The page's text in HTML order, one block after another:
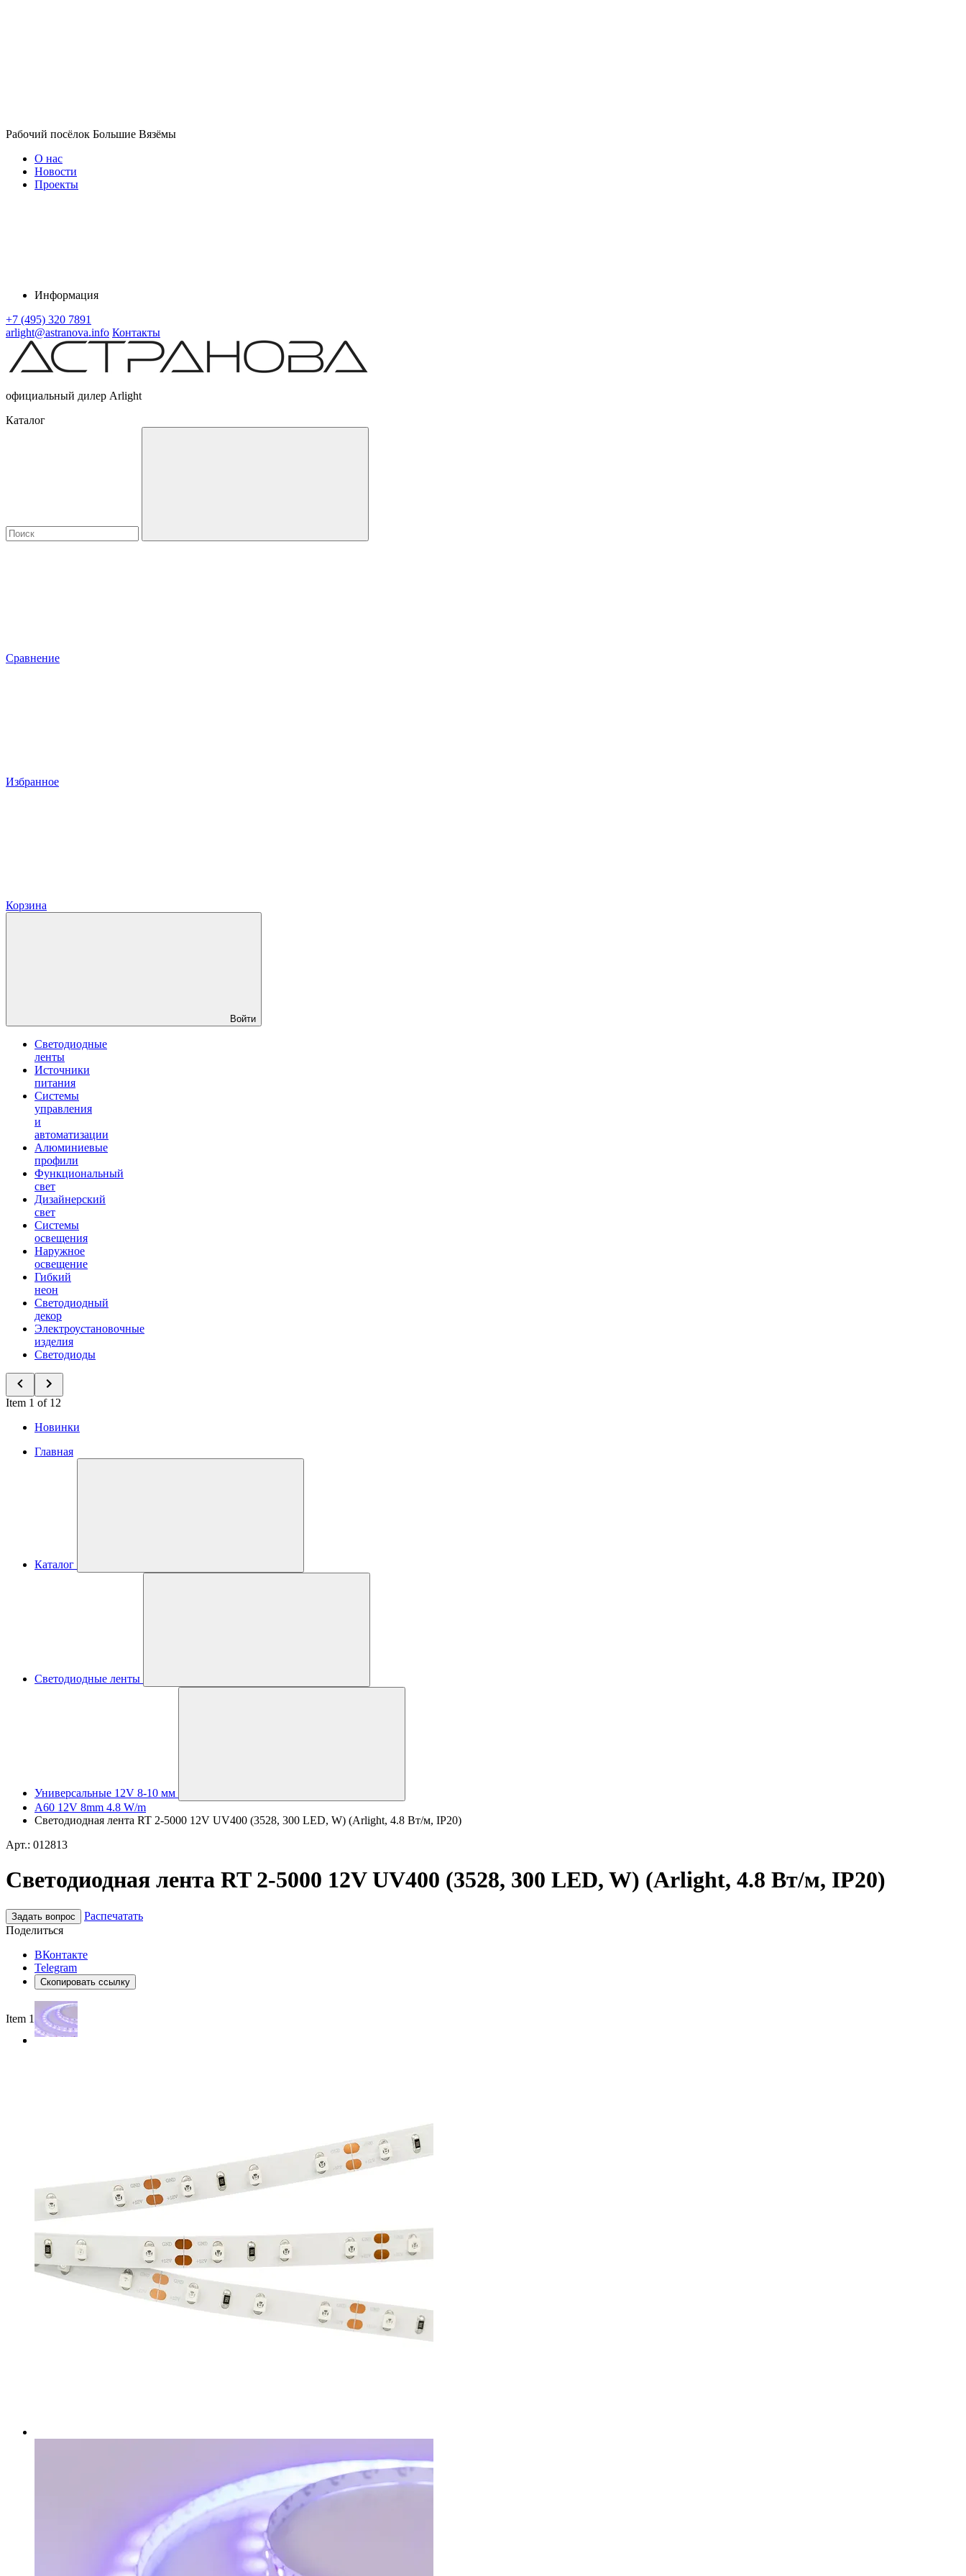
Рабочий посёлок Большие Вязёмы
О нас
Новости
Проекты
Информация
+7 (495) 320 7891
arlight@astranova.info Контакты
официальный дилер Arlight
Каталог
Сравнение
Избранное
Корзина
Войти
Светодиодные
ленты
Источники
питания
Системы
управления
и
автоматизации
Алюминиевые
профили
Функциональный
свет
Дизайнерский
свет
Системы
освещения
Наружное
освещение
Гибкий
неон
Светодиодный
декор
Электроустановочные
изделия
Светодиоды
Item 1 of 12
Новинки
Главная
Каталог
Светодиодные ленты
Универсальные 12V 8-10 мм
A60 12V 8mm 4.8 W/m
Светодиодная лента RT 2-5000 12V UV400 (3528, 300 LED, W) (Arlight, 4.8 Вт/м, IP20)
Арт.: 012813
Светодиодная лента RT 2-5000 12V UV400 (3528, 300 LED, W) (Arlight, 4.8 Вт/м, IP20)
Задать вопрос
Распечатать
Поделиться
ВКонтакте
Telegram
Скопировать ссылку
Item 1 of 2